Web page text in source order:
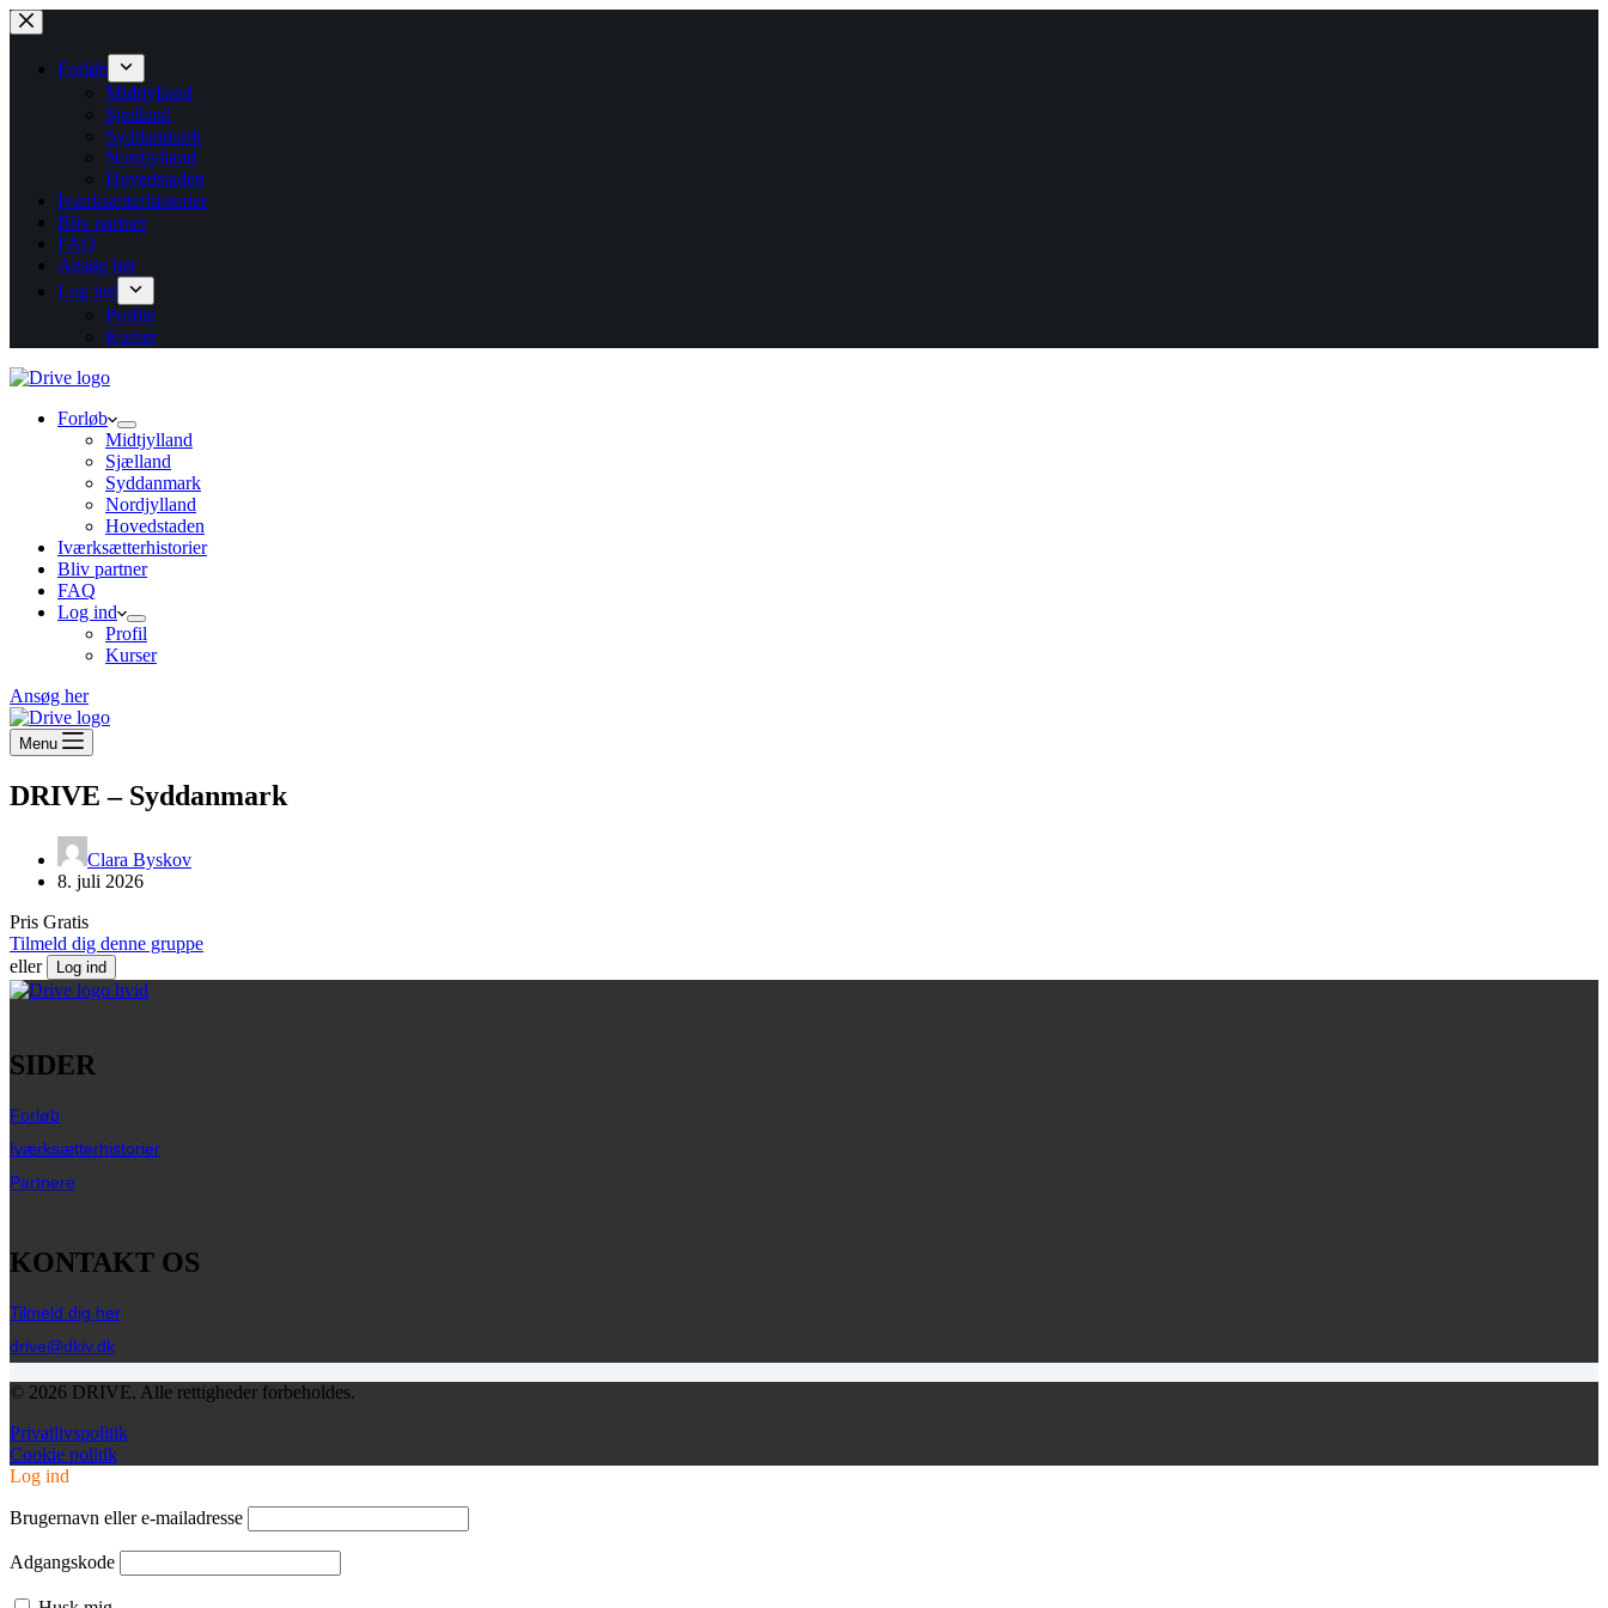
Fortsæt
til
indholdForløb
Midtjylland
Sjælland
Syddanmark
Nordjylland
Hovedstaden
Iværksætterhistorier
Bliv partner
FAQ
Ansøg her
Log ind
Profile
Kurser
Forløb
Midtjylland
Sjælland
Syddanmark
Nordjylland
Hovedstaden
Iværksætterhistorier
Bliv partner
FAQ
Log ind
Profil
Kurser
Ansøg her
Menu
DRIVE – Syddanmark
Clara Byskov
8. juli 2026
Pris Gratis
Tilmeld dig denne gruppe
eller
Log ind
SIDER
Forløb
Iværksætterhistorier
Partnere
KONTAKT OS
Tilmeld dig her
drive@dkiv.dk
© 2026 DRIVE. Alle rettigheder forbeholdes.
Privatlivspolitik
Cookie politik
Log ind
Brugernavn eller e-mailadresse
Adgangskode